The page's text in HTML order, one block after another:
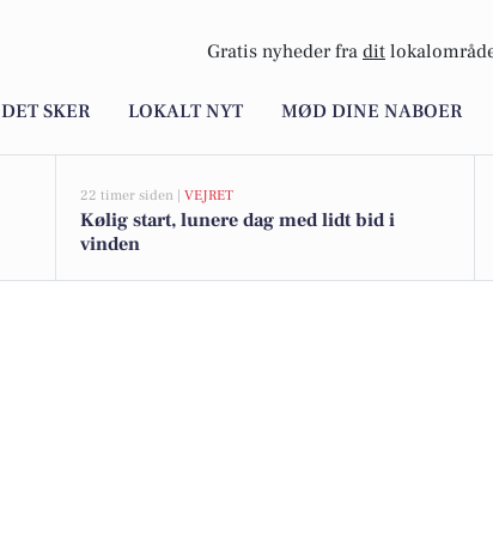
Gratis nyheder fra dit
DET SKER LOKALT NYT MØD DINE NABOER
22 timer siden | VEJRET
Kølig start, lunere dag med lidt bid i
vinden